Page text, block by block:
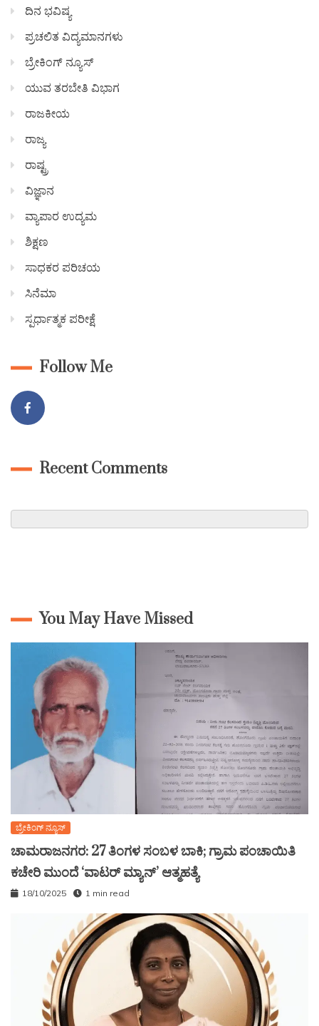
ದಿನ ಭವಿಷ್ಯ
ಪ್ರಚಲಿತ ವಿದ್ಯಮಾನಗಳು
ಬ್ರೇಕಿಂಗ್ ನ್ಯೂಸ್
ಯುವ ತರಬೇತಿ ವಿಭಾಗ
ರಾಜಕೀಯ
ರಾಜ್ಯ
ರಾಷ್ಟ್ರ
ವಿಜ್ಞಾನ
ವ್ಯಾಪಾರ ಉದ್ಯಮ
ಶಿಕ್ಷಣ
ಸಾಧಕರ ಪರಿಚಯ
ಸಿನೆಮಾ
ಸ್ಪರ್ಧಾತ್ಮಕ ಪರೀಕ್ಷೆ
Follow Me
Recent Comments
You May Have Missed
ಬ್ರೇಕಿಂಗ್ ನ್ಯೂಸ್
ಚಾಮರಾಜನಗರ: 27 ತಿಂಗಳ ಸಂಬಳ ಬಾಕಿ; ಗ್ರಾಮ ಪಂಚಾಯಿತಿ
ಕಚೇರಿ ಮುಂದೆ ‘ವಾಟರ್ ಮ್ಯಾನ್’ ಆತ್ಮಹತ್ಯೆ
18/10/2025 1 min read